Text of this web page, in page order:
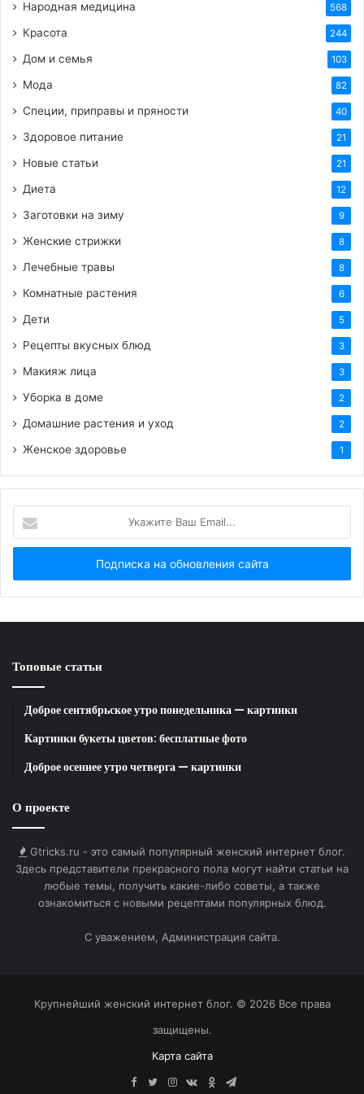
Узоры времени
Зашифровать культурный код в производство
мебели — задача не из легких, но может быть
этому — новая кухня Karelia, реализованная дизайн-
лабораторией KOD.objects и компанией Ligron для
российского бренда SilverHome.
Создавая эту кухню, дизайнеры исследовали
предметы быта Древней Руси. Изучив огромное
различные формы арок, кокошников, порталов и
наличников, которые после переработали с
помощью искусственного интеллекта и
определили новые геометрии. Далее их уже
вручную доработал художник-график — так
и формы Древней Руси». Паттерны воплощены в
таким образом, чтобы ритмы читались и вблизи, и в
становятся единой системой.
Народная медицина 568
Красота 244
Дом и семья 103
Мода 82
Специи, приправы и пряности 40
Здоровое питание 21
Новые статьи 21
Диета 12
Заготовки на зиму 9
Женские стрижки 8
Лечебные травы 8
Комнатные растения 6
Дети 5
Рецепты вкусных блюд 3
Макияж лица 3
Уборка в доме 2
Домашние растения и уход 2
Женское здоровье 1
Ваш
Email...
Топовые статьи
Доброе сентябрьское утро понедельника — картинки
Картинки букеты цветов: бесплатные фото
Доброе осеннее утро четверга — картинки
О проекте
Gtricks.ru - это самый популярный женский интернет блог.
Здесь представители прекрасного пола могут найти статьи на
любые темы, получить какие-либо советы, а также
ознакомиться с новыми рецептами популярных блюд.
С уважением, Администрация сайта.
Крупнейший женский интернет блог. © 2026 Все права
защищены.
Карта сайта
Facebook
TwitterInstagram
vk.comОдноклассники
Telegram